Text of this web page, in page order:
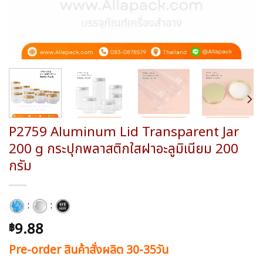
P2759 Aluminum Lid Transparent Jar
200 g กระปุกพลาสติกใสฝาอะลูมิเนียม 200
กรัม
: :
฿9.88
Pre-order สินค้าสั่งผลิต 30-35วัน